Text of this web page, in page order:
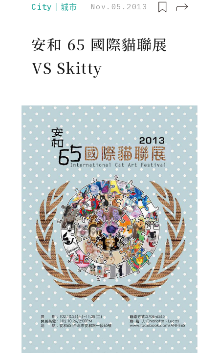
City｜城市 Nov.05.2013
安和 65 國際貓聯展
VS Skitty